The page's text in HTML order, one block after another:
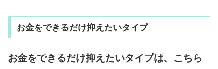
お金をできるだけ抑えたいタイプ
お金をできるだけ抑えたいタイプは、こちら